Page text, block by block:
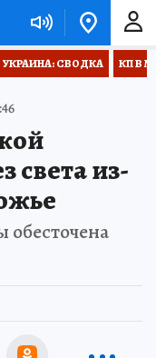
УКРАИНА: СВОДКА КП В
света из-